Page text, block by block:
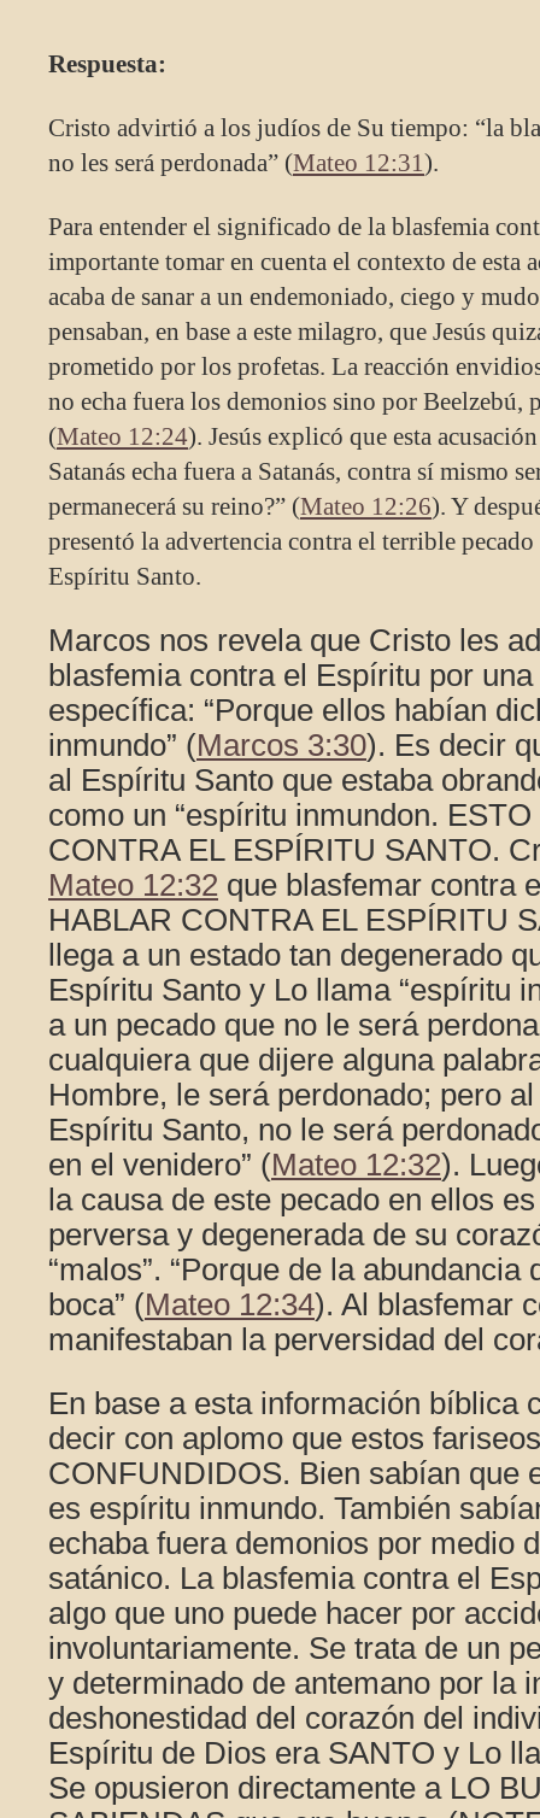
Respuesta:
Cristo advirtió a los judíos de Su tiempo: “la
no les será perdonada” (Mateo 12:31).
Para entender el significado de la blasfemia
importante tomar en cuenta el contexto de esta
acaba de sanar a un endemoniado, ciego y
pensaban, en base a este milagro, que Jesús
prometido por los profetas. La reacción
no echa fuera los demonios sino por Beelzebú,
(Mateo 12:24). Jesús explicó que esta
Satanás echa fuera a Satanás, contra sí mismo
permanecerá su reino?” (Mateo 12:26). Y
presentó la advertencia contra el terrible
Espíritu Santo.
Marcos nos revela que Cristo les
blasfemia contra el Espíritu por
específica: “Porque ellos habían
inmundo” (Marcos 3:30). Es decir
al Espíritu Santo que estaba
como un “espíritu inmundon.
CONTRA EL ESPÍRITU SANTO.
Mateo 12:32 que blasfemar contra
HABLAR CONTRA EL ESPÍRITU
llega a un estado tan degenerado
Espíritu Santo y Lo llama “espíritu
a un pecado que no le será
cualquiera que dijere alguna
Hombre, le será perdonado; pero
Espíritu Santo, no le será
en el venidero” (Mateo 12:32).
la causa de este pecado en ellos
perversa y degenerada de su
“malos”. “Porque de la
boca” (Mateo 12:34). Al blasfemar
manifestaban la perversidad del
En base a esta información bíblica
decir con aplomo que estos
CONFUNDIDOS. Bien sabían que
es espíritu inmundo. También
echaba fuera demonios por medio
satánico. La blasfemia contra el
algo que uno puede hacer por
involuntariamente. Se trata de un
y determinado de antemano por la
deshonestidad del corazón del
Espíritu de Dios era SANTO y Lo
Se opusieron directamente a LO